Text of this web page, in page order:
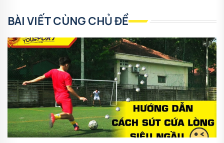
BÀI VIẾT CÙNG CHỦ ĐỀ